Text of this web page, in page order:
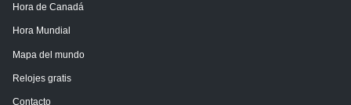
Hora de Canadá
Hora Mundial
Mapa del mundo
Relojes gratis
Contacto